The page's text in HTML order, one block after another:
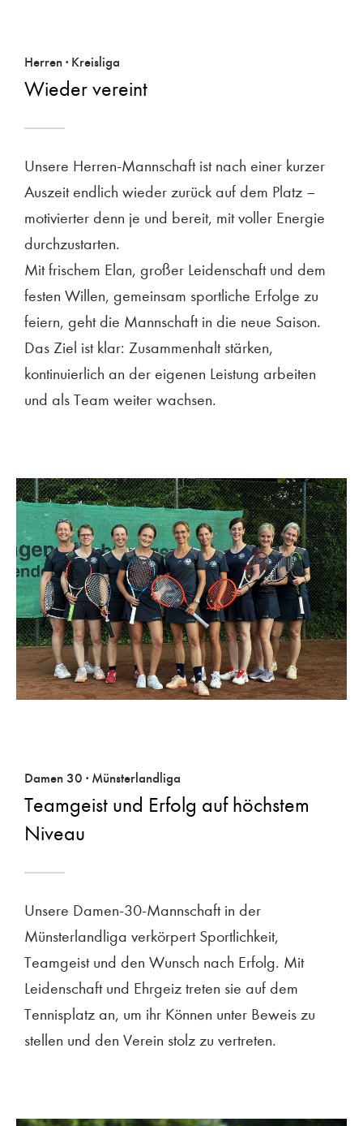
Herren · Kreisliga
Wieder vereint
Unsere Herren-Mannschaft ist nach einer kurzer
Auszeit endlich wieder zurück auf dem Platz –
motivierter denn je und bereit, mit voller Energie
durchzustarten.
Mit frischem Elan, großer Leidenschaft und dem
festen Willen, gemeinsam sportliche Erfolge zu
feiern, geht die Mannschaft in die neue Saison.
Das Ziel ist klar: Zusammenhalt stärken,
kontinuierlich an der eigenen Leistung arbeiten
und als Team weiter wachsen.
Damen 30 · Münsterlandliga
Teamgeist und Erfolg auf höchstem
Niveau
Unsere Damen-30-Mannschaft in der
Münsterlandliga verkörpert Sportlichkeit,
Teamgeist und den Wunsch nach Erfolg. Mit
Leidenschaft und Ehrgeiz treten sie auf dem
Tennisplatz an, um ihr Können unter Beweis zu
stellen und den Verein stolz zu vertreten.